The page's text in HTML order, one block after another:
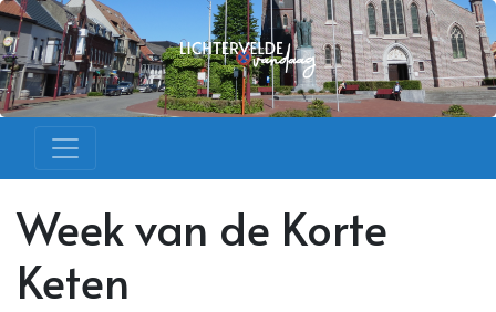
Week van de Korte
Keten